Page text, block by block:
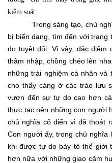
kiểm soát.
Trong sáng tạo, chủ
bị biến dạng, tìm đến với
do tuyệt đối. Vì vậy, đặc điểm
thâm nhập, chồng chéo lên
những trải nghiệm cá nhân và
cho thấy càng ở các trào lưu
vươn đến sự tự do cao hơn
thực tạc nên những con người
chủ nghĩa cổ điển vì đã thoát
Con người ấy, trong chủ nghĩa
khi được tự do bày tỏ thế giới
hơn nữa với những giao cảm